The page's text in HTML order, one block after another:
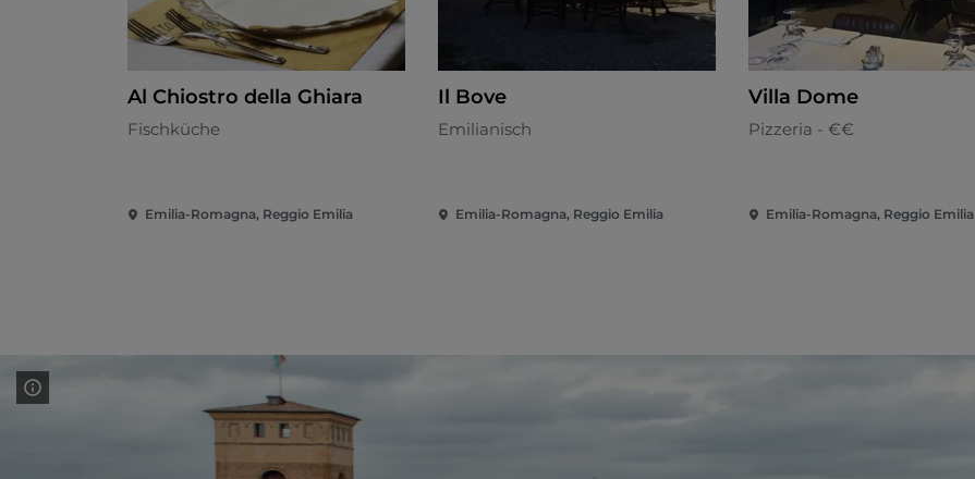
Al Chiostro della Ghiara
Fischküche
Emilia-Romagna, Reggio Emilia
Il Bove
Emilianisch
Emilia-Romagna, Reggio Emilia
Villa Dome
Pizzeria - €€
Emilia-Romagna, Reggio Emilia